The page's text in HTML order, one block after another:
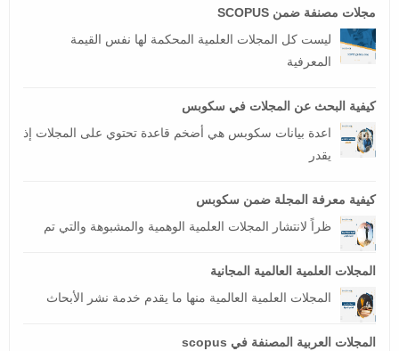
مجلات مصنفة ضمن SCOPUS
ليست كل المجلات العلمية المحكمة لها نفس القيمة
المعرفية
كيفية البحث عن المجلات في سكوبس
اعدة بيانات سكوبس هي أضخم قاعدة تحتوي على المجلات إذ
يقدر
كيفية معرفة المجلة ضمن سكوبس
ظراً لانتشار المجلات العلمية الوهمية والمشبوهة والتي تم
المجلات العلمية العالمية المجانية
المجلات العلمية العالمية منها ما يقدم خدمة نشر الأبحاث
المجلات العربية المصنفة في scopus